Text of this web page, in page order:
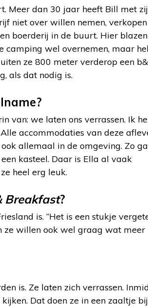
Meer dan 30 jaar heeft Bill met
niet over willen nemen,
boerderij in de buurt. Hier
camping wel overnemen, maar
ze 800 meter verderop een
als dat nodig is.
van: we laten ons verrassen. Ik
accommodaties van deze
allemaal in de omgeving. Zo
kasteel. Daar is Ella al vaak
heel erg leuk.
Breakfast?
is. “Het is een stukje
ze willen ook wel graag wat meer
is. Ze laten zich verrassen.
Dat doen ze in een zaaltje